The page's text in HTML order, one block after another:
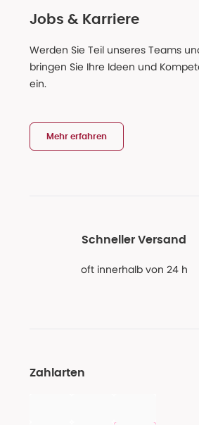
Jobs & Karriere
Werden Sie Teil unseres Teams
bringen Sie Ihre Ideen und
ein.
Mehr erfahren
Schneller Versand
oft innerhalb von 24 h
Zahlarten